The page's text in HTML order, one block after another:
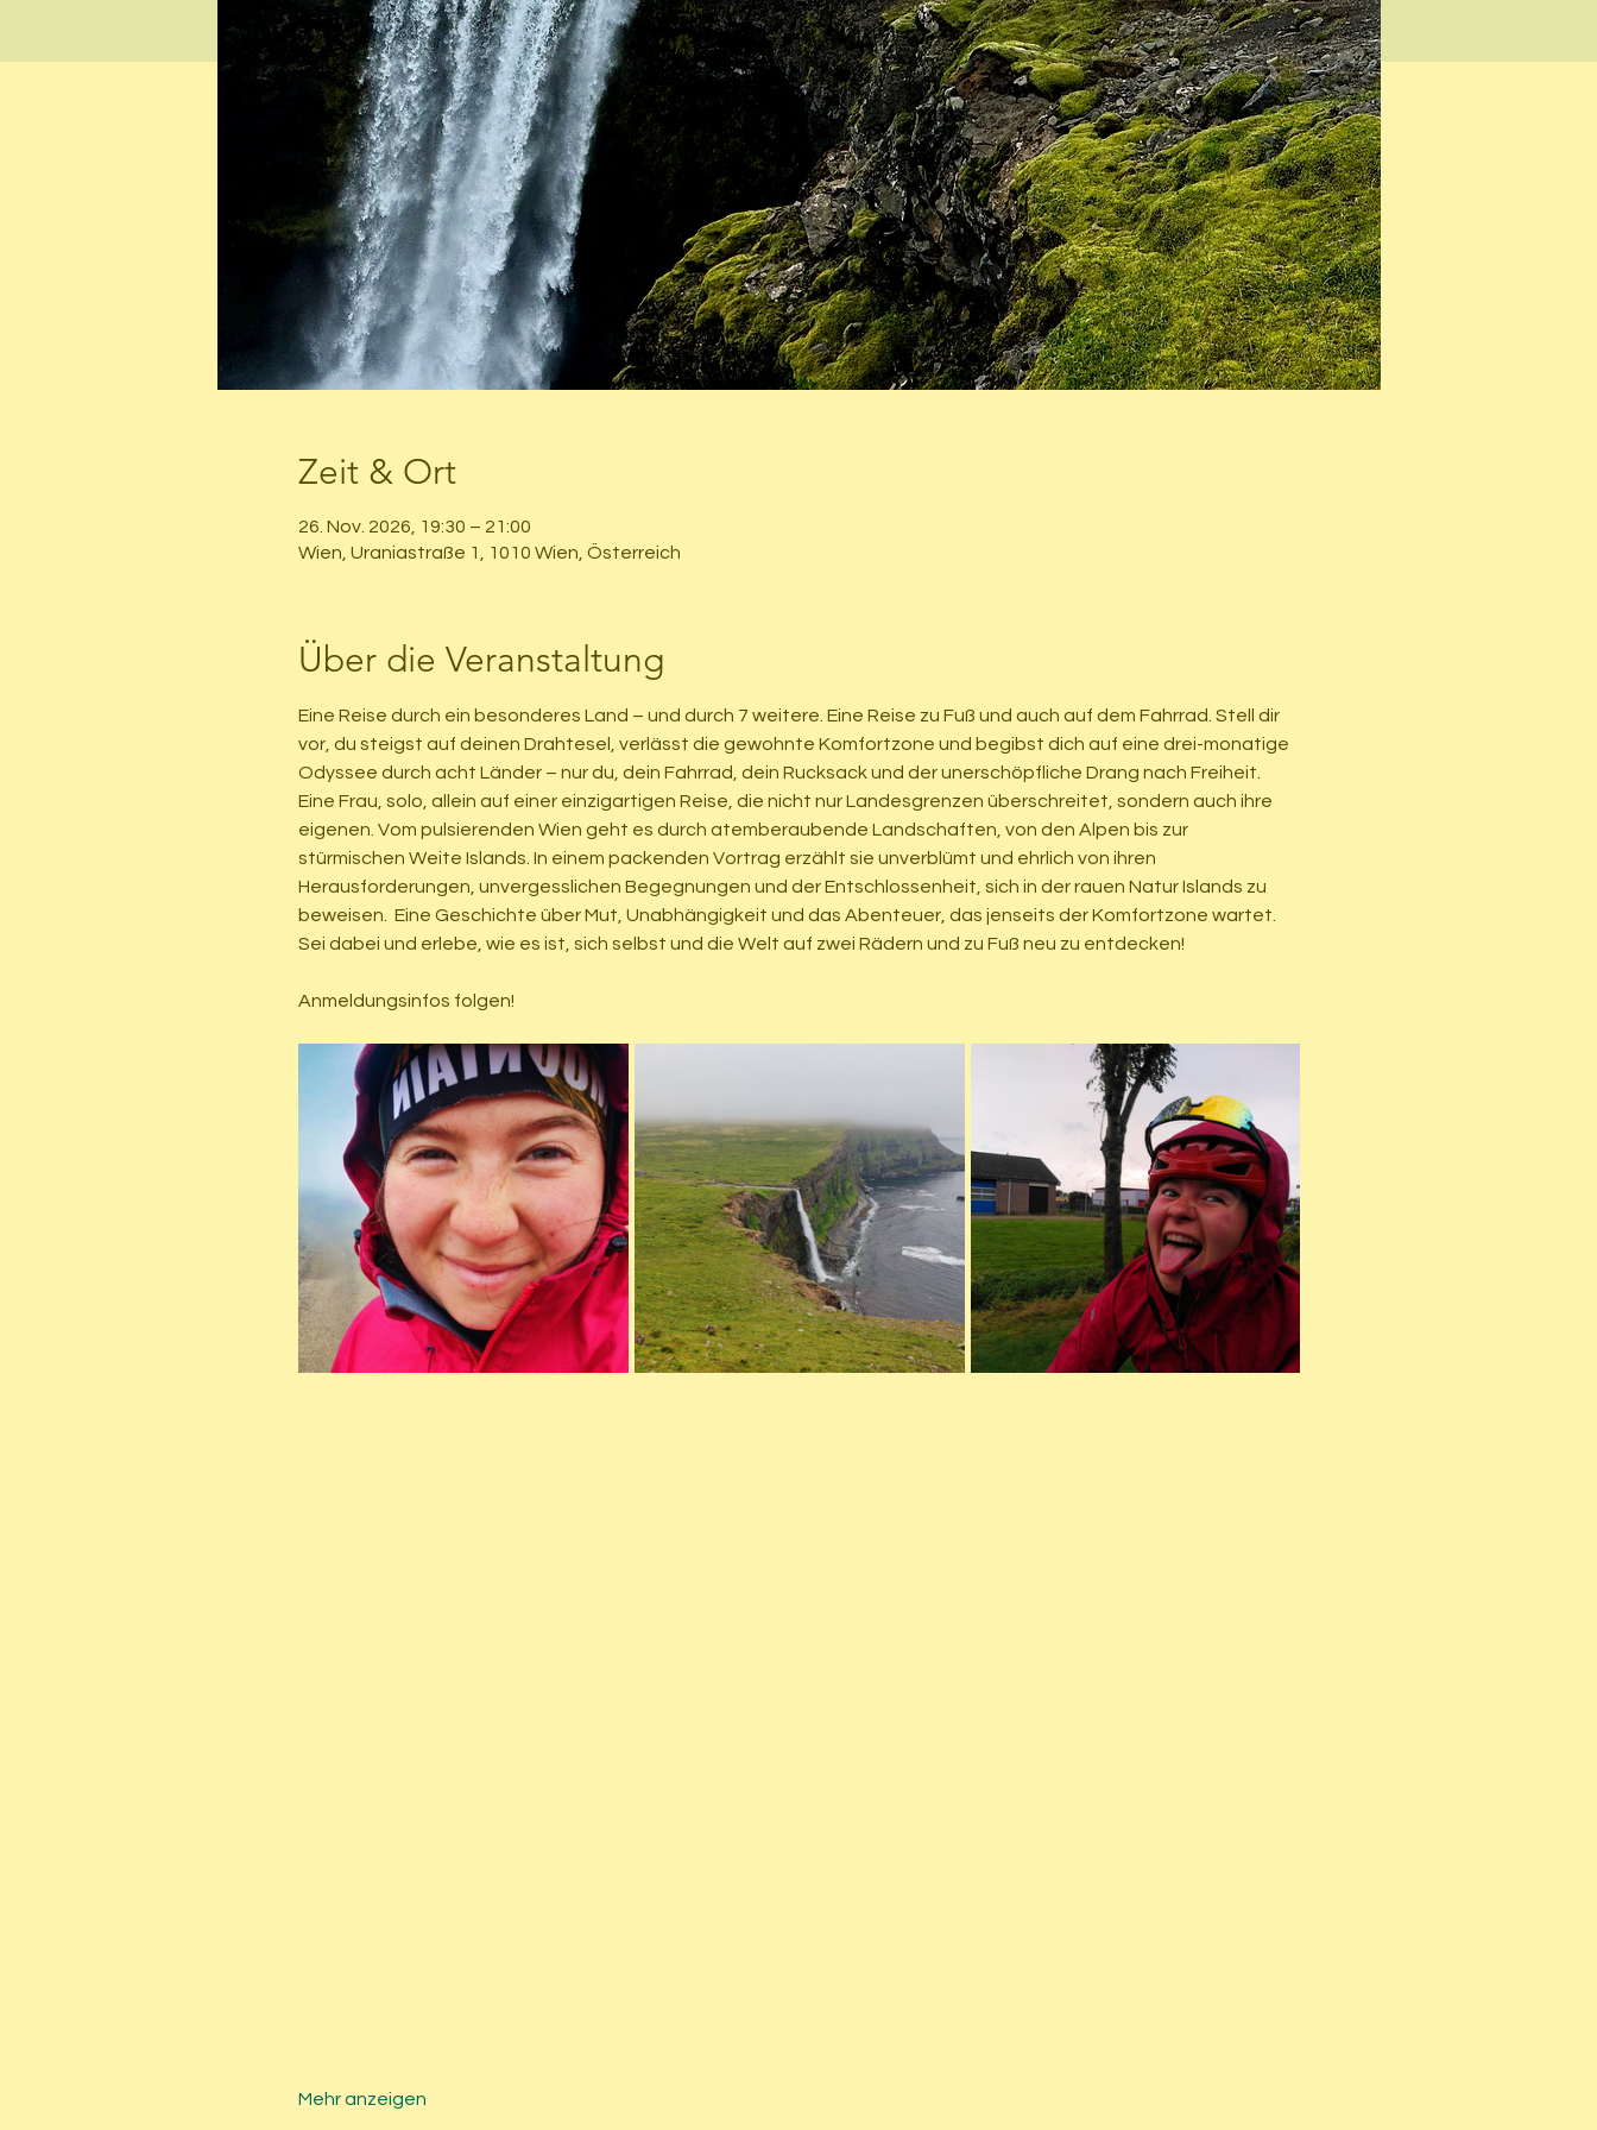
Zeit & Ort
26. Nov. 2026, 19:30 – 21:00
Wien, Uraniastraße 1, 1010 Wien, Österreich
Über die Veranstaltung
​Eine Reise durch ein besonderes Land – und durch 7 weitere. Eine Reise zu Fuß und auch auf dem Fahrrad. Stell dir
vor, du steigst auf deinen Drahtesel, verlässt die gewohnte Komfortzone und begibst dich auf eine drei-monatige
Odyssee durch acht Länder – nur du, dein Fahrrad, dein Rucksack und der unerschöpfliche Drang nach Freiheit.
Eine Frau, solo, allein auf einer einzigartigen Reise, die nicht nur Landesgrenzen überschreitet, sondern auch ihre
eigenen. Vom pulsierenden Wien geht es durch atemberaubende Landschaften, von den Alpen bis zur
stürmischen Weite Islands. In einem packenden Vortrag erzählt sie unverblümt und ehrlich von ihren
Herausforderungen, unvergesslichen Begegnungen und der Entschlossenheit, sich in der rauen Natur Islands zu
beweisen.  Eine Geschichte über Mut, Unabhängigkeit und das Abenteuer, das jenseits der Komfortzone wartet.
Sei dabei und erlebe, wie es ist, sich selbst und die Welt auf zwei Rädern und zu Fuß neu zu entdecken!
Anmeldungsinfos folgen!
Mehr anzeigen